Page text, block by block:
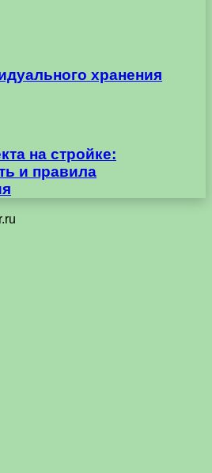
хранения
на стройке:
и правила